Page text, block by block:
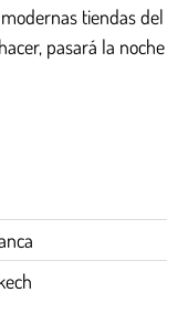
tiendas del
pasará la noche